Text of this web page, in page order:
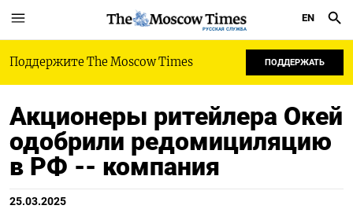
РУССКАЯ СЛУЖБА
EN
Поддержите The Moscow Times ПОДДЕРЖАТЬ
Акционеры ритейлера Окей
одобрили редомициляцию
в РФ -- компания
25.03.2025